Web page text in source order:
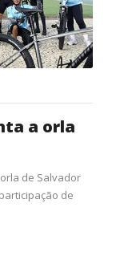
a orla
de Salvador
de